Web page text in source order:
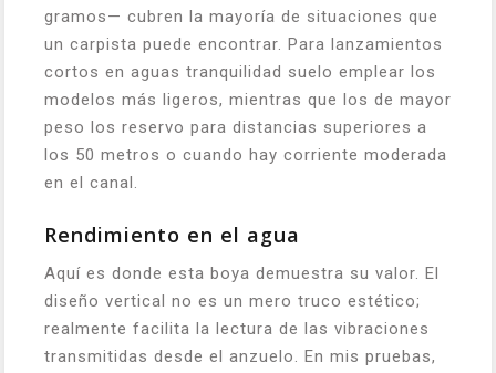
gramos— cubren la mayoría de situaciones que
un carpista puede encontrar. Para lanzamientos
cortos en aguas tranquilidad suelo emplear los
modelos más ligeros, mientras que los de mayor
peso los reservo para distancias superiores a
los 50 metros o cuando hay corriente moderada
en el canal.
Rendimiento en el agua
Aquí es donde esta boya demuestra su valor. El
diseño vertical no es un mero truco estético;
realmente facilita la lectura de las vibraciones
transmitidas desde el anzuelo. En mis pruebas,